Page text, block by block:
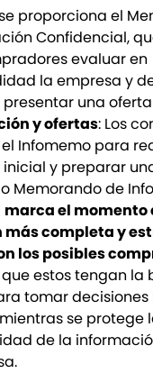
se proporciona el
Confidencial,
evaluar en
la empresa y
una
y ofertas: Los
Infomemo para
inicial y preparar
Memorando de
marca el momento
completa y
los posibles
estos tengan la
tomar decisiones
se protege
de la